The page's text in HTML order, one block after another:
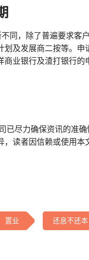
同，除了普遍要求客
及发展商二按等。
业银行及渣打银行
已尽力确保资讯的准
读者因信赖或使用本
置业 还息不还本